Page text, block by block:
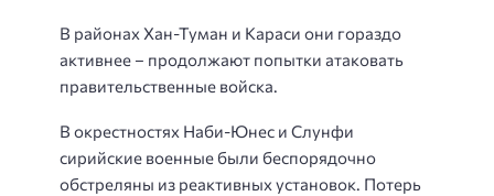
В районах Хан-Туман и Караси они гораздо
активнее – продолжают попытки атаковать
правительственные войска.
В окрестностях Наби-Юнес и Слунфи
сирийские военные были беспорядочно
обстреляны из реактивных установок. Потерь